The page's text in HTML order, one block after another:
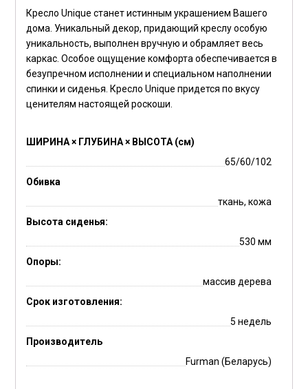
Кресло Unique станет истинным украшением Вашего
дома. Уникальный декор, придающий креслу особую
уникальность, выполнен вручную и обрамляет весь
каркас. Особое ощущение комфорта обеспечивается в
безупречном исполнении и специальном наполнении
спинки и сиденья. Кресло Unique придется по вкусу
ценителям настоящей роскоши.
ШИРИНА × ГЛУБИНА × ВЫСОТА (см)
65/60/102
Обивка
ткань, кожа
Высота сиденья:
530 мм
Опоры:
массив дерева
Срок изготовления:
5 недель
Производитель
Furman (Беларусь)